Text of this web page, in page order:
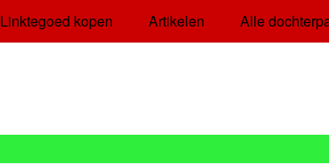
Linktegoed kopen Artikelen Alle